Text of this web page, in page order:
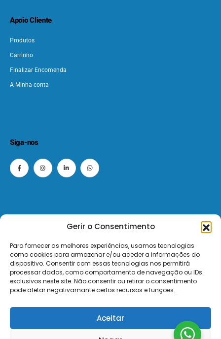
Gerir o Consentimento
Para fornecer as melhores experiências, usamos tecnologias
como cookies para armazenar e/ou aceder a informações do
dispositivo. Consentir com essas tecnologias nos permitirá
processar dados, como comportamento de navegação ou IDs
exclusivos neste site. Não consentir ou retirar o consentimento
pode afetar negativamante certos recursos e funções.
Aceitar
Apoio Cliente
Produtos
Carrinho
Finalizar Encomenda
A Minha conta
Siga-nos
Site by VC.
Pagamentos Seguros MB | MB WAY | Transferência Bancária | Payshop | Visa | Mastercard | Visa